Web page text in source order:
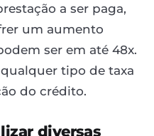
a ser paga,
um aumento
ser em até 48x.
tipo de taxa
do crédito.
diversas